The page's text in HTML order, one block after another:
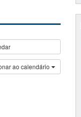
ao calendário